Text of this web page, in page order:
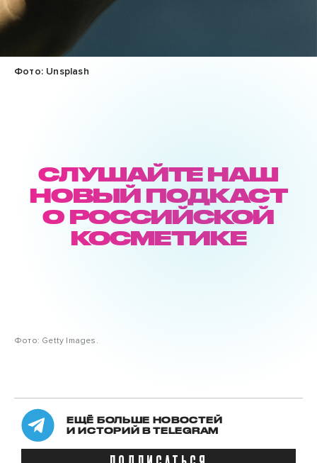
Фото: Unsplash
СЛУШАЙТЕ НАШ
НОВЫЙ ПОДКАСТ
О РОССИЙСКОЙ
КОСМЕТИКЕ
Фото: Getty Images.
ЕЩЁ БОЛЬШЕ НОВОСТЕЙ
И ИСТОРИЙ В TELEGRAM